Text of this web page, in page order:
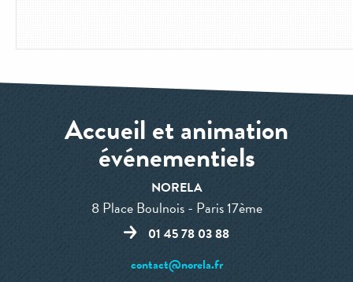
Accueil et animation
événementiels
NORELA
8 Place Boulnois - Paris 17ème
01 45 78 03 88
contact@norela.fr